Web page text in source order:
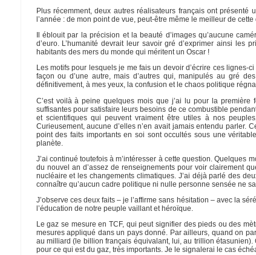
Plus récemment, deux autres réalisateurs français ont
l’année : de mon point de vue, peut-être même le meilleur de cette
Il éblouit par la précision et la beauté d’images qu’aucune
d’euro. L’humanité devrait leur savoir gré d’exprimer ainsi les
habitants des mers du monde qui méritent un Oscar !
Les motifs pour lesquels je me fais un devoir d’écrire ces lignes-
façon ou d’une autre, mais d’autres qui, manipulés au gré
définitivement, à mes yeux, la confusion et le chaos politique
C’est voilà à peine quelques mois que j’ai lu pour la
suffisantes pour satisfaire leurs besoins de ce combustible
et scientifiques qui peuvent vraiment être utiles à nos
Curieusement, aucune d’elles n’en avait jamais entendu parler.
point des faits importants en soi sont occultés sous une
planète.
J’ai continué toutefois à m’intéresser à cette question.
du nouvel an d’assez de renseignements pour voir clairement
nucléaire et les changements climatiques. J’ai déjà parlé des
connaître qu’aucun cadre politique ni nulle personne sensée ne
J’observe ces deux faits – je l’affirme sans hésitation – avec la
l’éducation de notre peuple vaillant et héroïque.
Le gaz se mesure en TCF, qui peut signifier des pieds ou des
mesures appliqué dans un pays donné. Par ailleurs, quand on
au milliard (le billion français équivalant, lui, au trillion
pour ce qui est du gaz, très importants. Je le signalerai le cas